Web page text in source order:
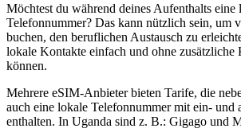
Möchtest du während deines Aufenthalts eine
Telefonnummer? Das kann nützlich sein, um
buchen, den beruflichen Austausch zu
lokale Kontakte einfach und ohne zusätzliche
können.
Mehrere eSIM-Anbieter bieten Tarife, die
auch eine lokale Telefonnummer mit ein- und
enthalten. In Uganda sind z. B.: Gigago und